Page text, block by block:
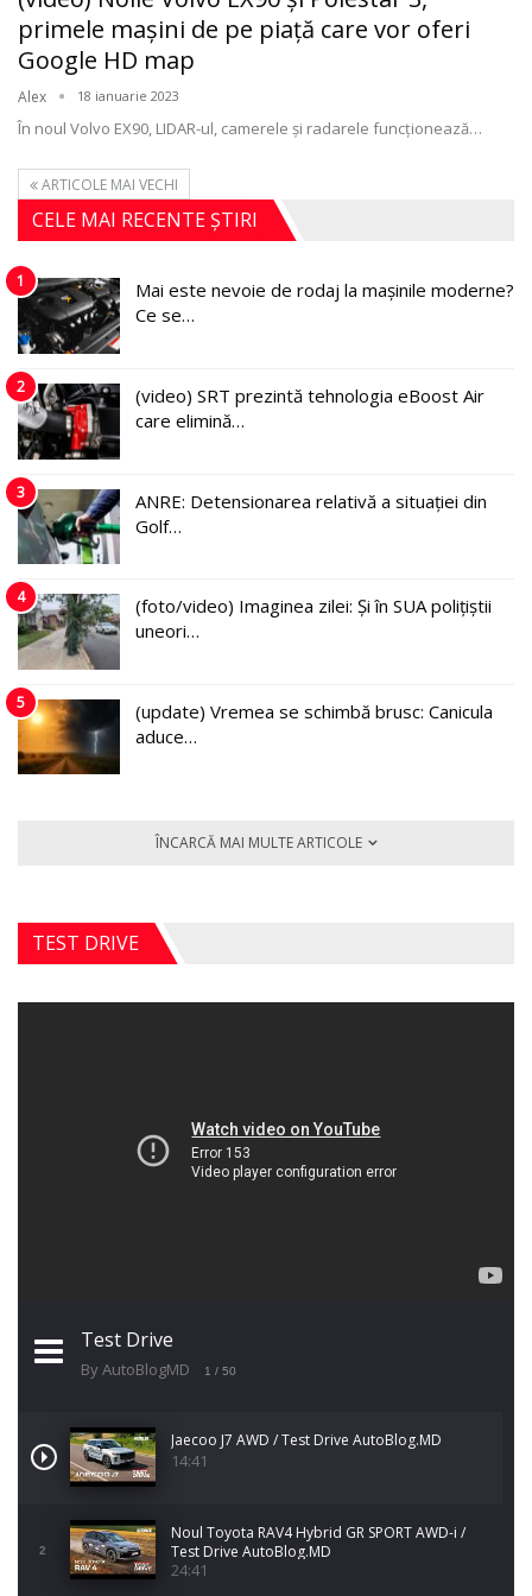
primele maşini de pe piaţă care vor oferi
Google HD map
Alex 18 ianuarie 2023
În noul Volvo EX90, LIDAR-ul, camerele și radarele funcționează…
ARTICOLE MAI VECHI
CELE MAI RECENTE ȘTIRI
1
Mai este nevoie de rodaj la mașinile moderne?
Ce se…
2
(video) SRT prezintă tehnologia eBoost Air
care elimină…
3
ANRE: Detensionarea relativă a situației din
Golf…
4
(foto/video) Imaginea zilei: Și în SUA polițiștii
uneori…
5
(update) Vremea se schimbă brusc: Canicula
aduce…
ÎNCARCĂ MAI MULTE ARTICOLE
TEST DRIVE
Test Drive
By AutoBlogMD 1 / 50
Jaecoo J7 AWD / Test Drive AutoBlog.MD
14:41
2
Noul Toyota RAV4 Hybrid GR SPORT AWD-i /
Test Drive AutoBlog.MD
24:41